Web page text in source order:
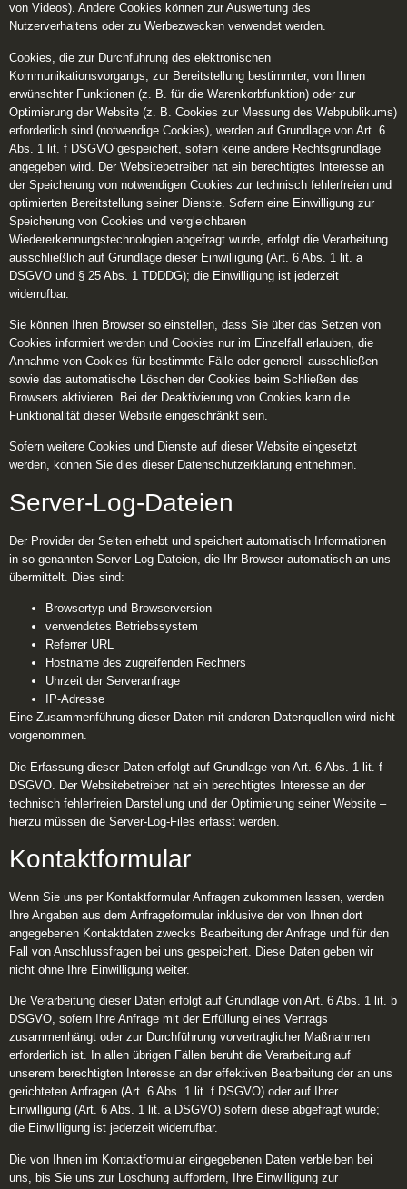
von Videos). Andere Cookies können zur Auswertung des
Nutzerverhaltens oder zu Werbezwecken verwendet werden.
Cookies, die zur Durchführung des elektronischen
Kommunikationsvorgangs, zur Bereitstellung bestimmter, von Ihnen
erwünschter Funktionen (z. B. für die Warenkorbfunktion) oder zur
Optimierung der Website (z. B. Cookies zur Messung des Webpublikums)
erforderlich sind (notwendige Cookies), werden auf Grundlage von Art. 6
Abs. 1 lit. f DSGVO gespeichert, sofern keine andere Rechtsgrundlage
angegeben wird. Der Websitebetreiber hat ein berechtigtes Interesse an
der Speicherung von notwendigen Cookies zur technisch fehlerfreien und
optimierten Bereitstellung seiner Dienste. Sofern eine Einwilligung zur
Speicherung von Cookies und vergleichbaren
Wiedererkennungstechnologien abgefragt wurde, erfolgt die Verarbeitung
ausschließlich auf Grundlage dieser Einwilligung (Art. 6 Abs. 1 lit. a
DSGVO und § 25 Abs. 1 TDDDG); die Einwilligung ist jederzeit
widerrufbar.
Sie können Ihren Browser so einstellen, dass Sie über das Setzen von
Cookies informiert werden und Cookies nur im Einzelfall erlauben, die
Annahme von Cookies für bestimmte Fälle oder generell ausschließen
sowie das automatische Löschen der Cookies beim Schließen des
Browsers aktivieren. Bei der Deaktivierung von Cookies kann die
Funktionalität dieser Website eingeschränkt sein.
Sofern weitere Cookies und Dienste auf dieser Website eingesetzt
werden, können Sie dies dieser Datenschutzerklärung entnehmen.
Server-Log-Dateien
Der Provider der Seiten erhebt und speichert automatisch Informationen
in so genannten Server-Log-Dateien, die Ihr Browser automatisch an uns
übermittelt. Dies sind:
Browsertyp und Browserversion
verwendetes Betriebssystem
Referrer URL
Hostname des zugreifenden Rechners
Uhrzeit der Serveranfrage
IP-Adresse
Eine Zusammenführung dieser Daten mit anderen Datenquellen wird nicht
vorgenommen.
Die Erfassung dieser Daten erfolgt auf Grundlage von Art. 6 Abs. 1 lit. f
DSGVO. Der Websitebetreiber hat ein berechtigtes Interesse an der
technisch fehlerfreien Darstellung und der Optimierung seiner Website –
hierzu müssen die Server-Log-Files erfasst werden.
Kontaktformular
Wenn Sie uns per Kontaktformular Anfragen zukommen lassen, werden
Ihre Angaben aus dem Anfrageformular inklusive der von Ihnen dort
angegebenen Kontaktdaten zwecks Bearbeitung der Anfrage und für den
Fall von Anschlussfragen bei uns gespeichert. Diese Daten geben wir
nicht ohne Ihre Einwilligung weiter.
Die Verarbeitung dieser Daten erfolgt auf Grundlage von Art. 6 Abs. 1 lit. b
DSGVO, sofern Ihre Anfrage mit der Erfüllung eines Vertrags
zusammenhängt oder zur Durchführung vorvertraglicher Maßnahmen
erforderlich ist. In allen übrigen Fällen beruht die Verarbeitung auf
unserem berechtigten Interesse an der effektiven Bearbeitung der an uns
gerichteten Anfragen (Art. 6 Abs. 1 lit. f DSGVO) oder auf Ihrer
Einwilligung (Art. 6 Abs. 1 lit. a DSGVO) sofern diese abgefragt wurde;
die Einwilligung ist jederzeit widerrufbar.
Die von Ihnen im Kontaktformular eingegebenen Daten verbleiben bei
uns, bis Sie uns zur Löschung auffordern, Ihre Einwilligung zur